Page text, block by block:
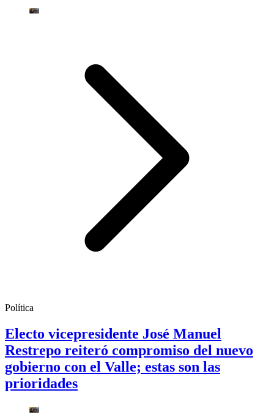
Política
Electo vicepresidente José Manuel
Restrepo reiteró compromiso del nuevo
gobierno con el Valle; estas son las
prioridades